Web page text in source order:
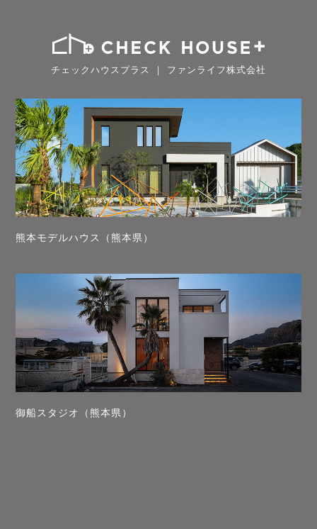
チェックハウスプラス ｜ ファンライフ株式会社
熊本モデルハウス（熊本県）
御船スタジオ（熊本県）